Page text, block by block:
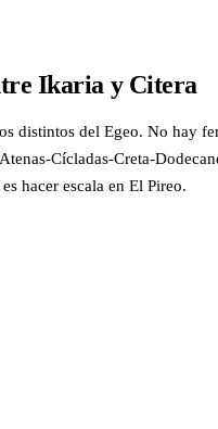
Ikaria y Citera
distintos del Egeo. No hay
Cícladas-Creta-
hacer escala en El Pireo.